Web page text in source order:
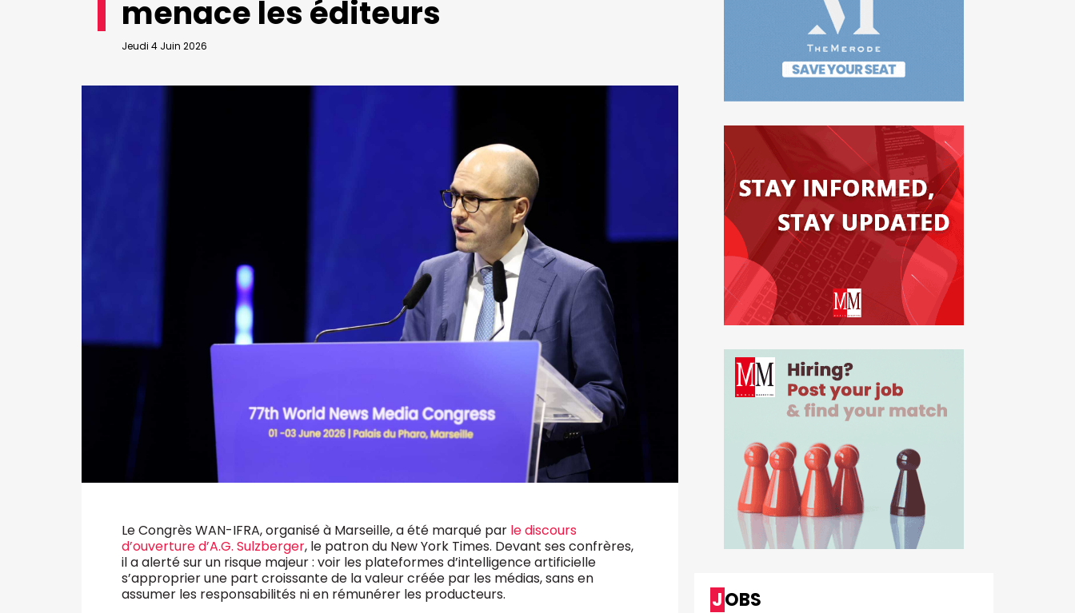
menace les éditeurs
Jeudi 4 Juin 2026
Le Congrès WAN-IFRA, organisé à Marseille, a été marqué par le discours
d’ouverture d’A.G. Sulzberger, le patron du New York Times. Devant ses confrères,
il a alerté sur un risque majeur : voir les plateformes d’intelligence artificielle
s’approprier une part croissante de la valeur créée par les médias, sans en
assumer les responsabilités ni en rémunérer les producteurs.
JOBS
Abonnement d’entreprise